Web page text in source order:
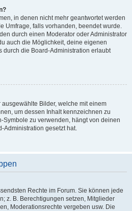
in denen nicht mehr geantwortet werden
Umfrage, falls vorhanden, beendet wurde.
durch einen Moderator oder Administrator
auch die Möglichkeit, deine eigenen
durch die Board-Administration erlaubt
Bilder, welche mit einem
um dessen Inhalt kennzeichnen zu
Symbole zu verwenden, hängt von deinen
Administration gesetzt hat.
Rechte im Forum. Sie können jede
z. B. Berechtigungen setzen, Mitglieder
Moderationsrechte vergeben usw. Die